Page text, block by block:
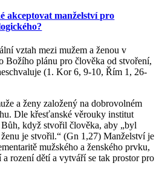
akceptovat manželství pro
vztah mezi mužem a ženou v
Božího plánu pro člověka od stvoření,
(1. Kor 6, 9-10, Řím 1, 26-
a ženy založený na dobrovolném
Dle křesťanské věrouky institut
když stvořil člověka, aby „byl
je stvořil.“ (Gn 1,27) Manželství je
mužského a ženského prvku,
rození dětí a vytváří se tak prostor pro